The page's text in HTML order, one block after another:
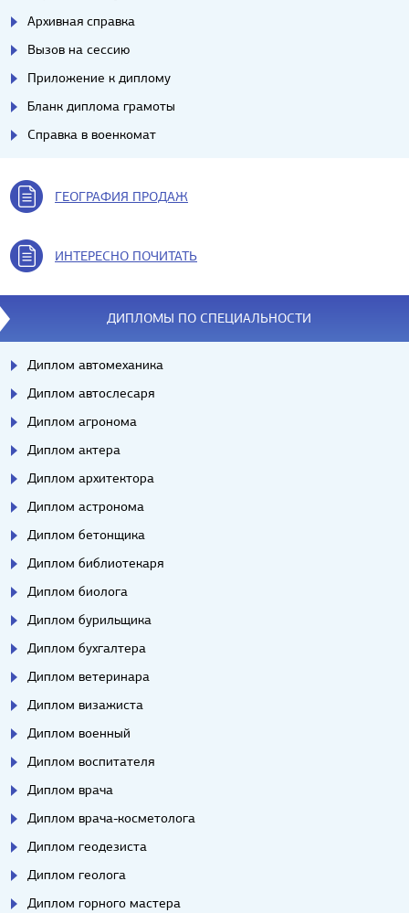
Архивная справка
Вызов на сессию
Приложение к диплому
Бланк диплома грамоты
Справка в военкомат
ГЕОГРАФИЯ ПРОДАЖ
ИНТЕРЕСНО ПОЧИТАТЬ
ДИПЛОМЫ ПО СПЕЦИАЛЬНОСТИ
Диплом автомеханика
Диплом автослесаря
Диплом агронома
Диплом актера
Диплом архитектора
Диплом астронома
Диплом бетонщика
Диплом библиотекаря
Диплом биолога
Диплом бурильщика
Диплом бухгалтера
Диплом ветеринара
Диплом визажиста
Диплом военный
Диплом воспитателя
Диплом врача
Диплом врача-косметолога
Диплом геодезиста
Диплом геолога
Диплом горного мастера